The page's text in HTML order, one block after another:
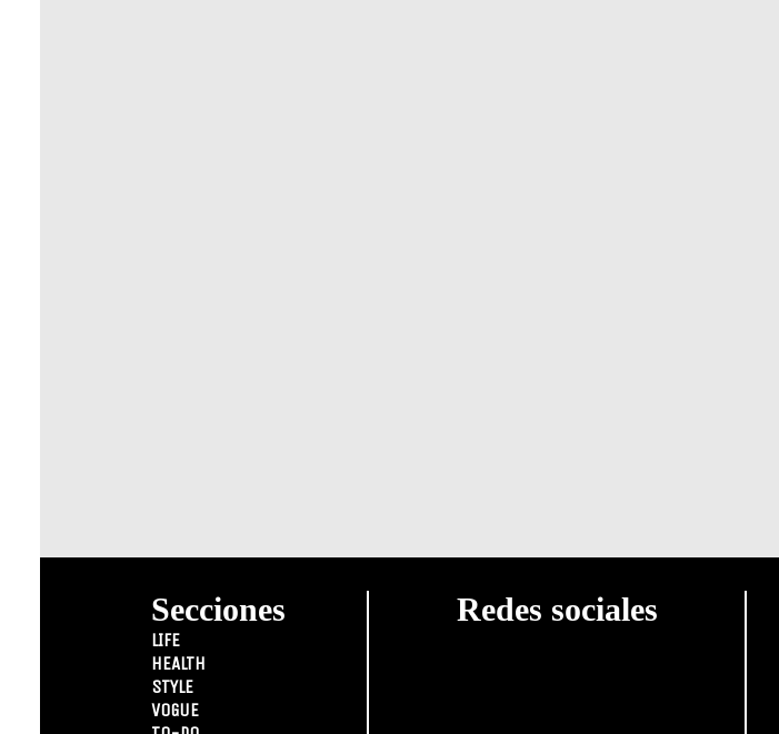
Secciones
LIFE
HEALTH
STYLE
VOGUE
Redes sociales